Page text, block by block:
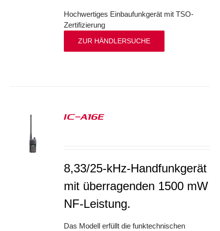
Hochwertiges Einbaufunkgerät mit TSO-
Zertifizierung
ZUR HÄNDLERSUCHE
IC-A16E
8,33/25-kHz-Handfunkgerät
mit überragenden 1500 mW
NF-Leistung.
Das Modell erfüllt die funktechnischen